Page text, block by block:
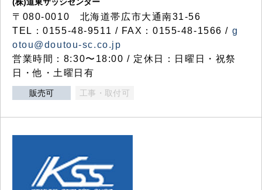
〒080-0010 北海道帯広市大通南31-56
TEL：0155-48-9511 / FAX：0155-48-1566 / g
otou@doutou-sc.co.jp
営業時間：8:30〜18:00 / 定休日：日曜日・祝祭
日・他・土曜日有
販売可 工事・取付可